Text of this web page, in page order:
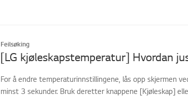
Feilsøking
For å endre temperaturinnstillingene, lås opp skjermen
minst 3 sekunder. Bruk deretter knappene [Kjøleskap]